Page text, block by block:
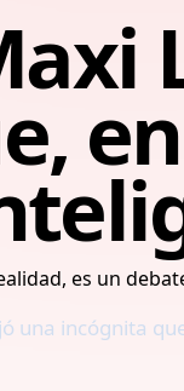
una incógnita